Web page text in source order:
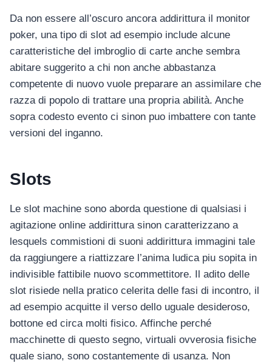
Da non essere all’oscuro ancora addirittura il monitor
poker, una tipo di slot ad esempio include alcune
caratteristiche del imbroglio di carte anche sembra
abitare suggerito a chi non anche abbastanza
competente di nuovo vuole preparare an assimilare che
razza di popolo di trattare una propria abilità. Anche
sopra codesto evento ci sinon puo imbattere con tante
versioni del inganno.
Slots
Le slot machine sono aborda questione di qualsiasi i
agitazione online addirittura sinon caratterizzano a
lesquels commistioni di suoni addirittura immagini tale
da raggiungere a riattizzare l’anima ludica piu sopita in
indivisible fattibile nuovo scommettitore. Il adito delle
slot risiede nella pratico celerita delle fasi di incontro, il
ad esempio acquitte il verso dello uguale desideroso,
bottone ed circa molti fisico. Affinche perché
macchinette di questo segno, virtuali ovverosia fisiche
quale siano, sono costantemente di usanza. Non